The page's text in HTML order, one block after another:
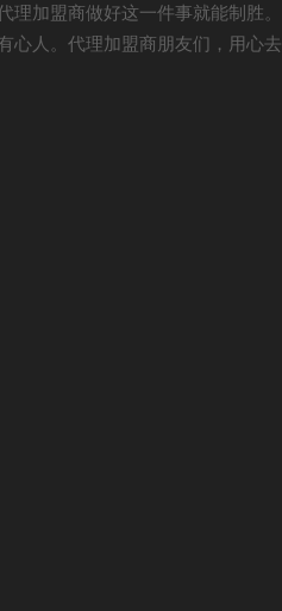
加盟商做好这一件事就能制胜。
心人。代理加盟商朋友们，用心去